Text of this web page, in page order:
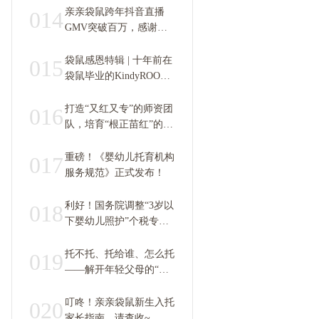
014 亲亲袋鼠跨年抖音直播
GMV突破百万，感谢袋
持！
015 袋鼠感恩特辑 | 十年前在
袋鼠毕业的KindyROO宝
016 打造“又红又专”的师资团
队，培育“根正苗红”的下
017 重磅！《婴幼儿托育机构
服务规范》正式发布！
018 利好！国务院调整“3岁以
下婴幼儿照护”个税专项
019 托不托、托给谁、怎么托
——解开年轻父母的“托
020 叮咚！亲亲袋鼠新生入托